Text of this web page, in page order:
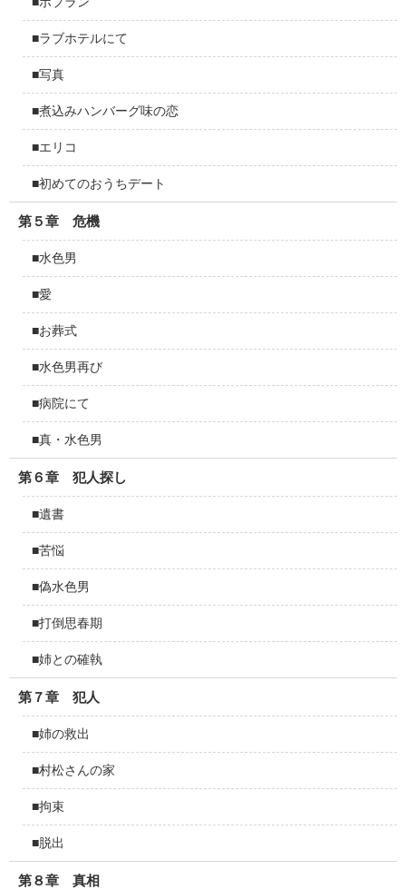
■ラブホテルにて
■写真
■煮込みハンバーグ味の恋
■エリコ
■初めてのおうちデート
第５章 危機
■水色男
■愛
■お葬式
■水色男再び
■病院にて
■真・水色男
第６章 犯人探し
■遺書
■苦悩
■偽水色男
■打倒思春期
■姉との確執
第７章 犯人
■姉の救出
■村松さんの家
■拘束
■脱出
第８章 真相